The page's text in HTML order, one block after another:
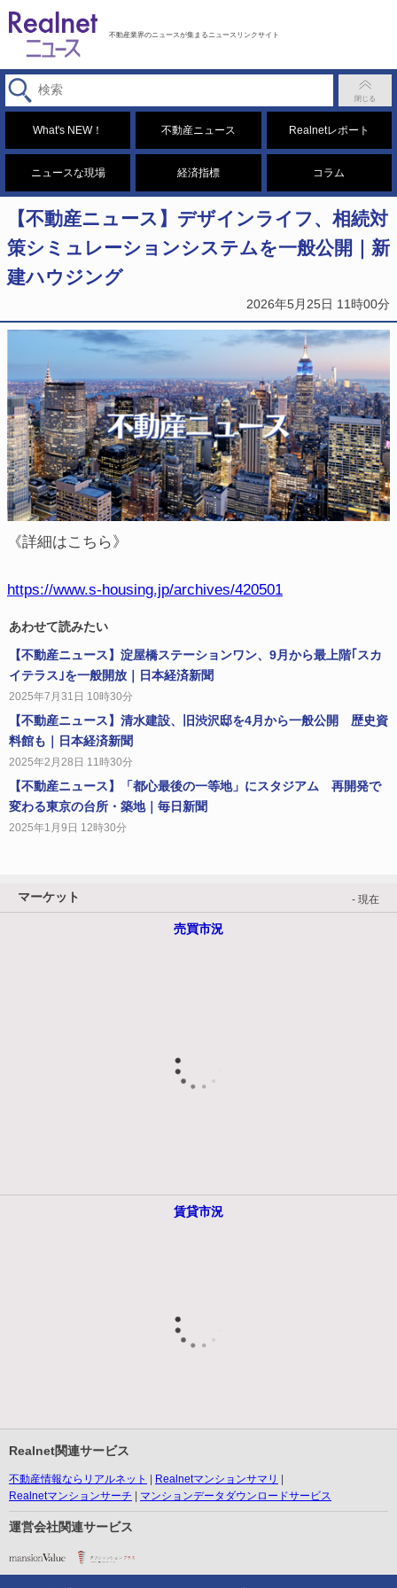
不動産業界のニュースが集まるニュースリンクサイト
What's NEW！ 不動産ニュース Realnetレポート
ニュースな現場 経済指標 コラム
【不動産ニュース】デザインライフ、相続対
策シミュレーションシステムを一般公開｜新
建ハウジング
2026年5月25日 11時00分
《詳細はこちら》
https://www.s-housing.jp/archives/420501
あわせて読みたい
【不動産ニュース】淀屋橋ステーションワン、9月から最上階｢スカ
イテラス｣を一般開放｜日本経済新聞
2025年7月31日 10時30分
【不動産ニュース】清水建設、旧渋沢邸を4月から一般公開 歴史資
料館も｜日本経済新聞
2025年2月28日 11時30分
【不動産ニュース】「都心最後の一等地」にスタジアム 再開発で
変わる東京の台所・築地｜毎日新聞
2025年1月9日 12時30分
マーケット - 現在
売買市況
賃貸市況
Realnet関連サービス
不動産情報ならリアルネット
Realnetマンションサマリ
Realnetマンションサーチ
マンションデータダウンロードサービス
運営会社関連サービス